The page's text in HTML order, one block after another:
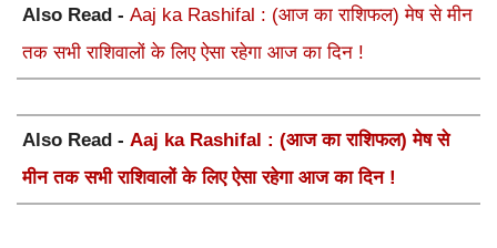
Also Read - Aaj ka Rashifal : (आज का राशिफल) मेष से मीन
तक सभी राशिवालों के लिए ऐसा रहेगा आज का दिन !
Also Read - Aaj ka Rashifal : (आज का राशिफल) मेष से
मीन तक सभी राशिवालों के लिए ऐसा रहेगा आज का दिन !